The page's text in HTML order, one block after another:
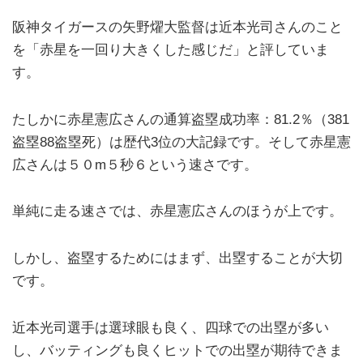
阪神タイガースの矢野燿大監督は近本光司さんのこと
を「赤星を一回り大きくした感じだ」と評していま
す。
たしかに赤星憲広さんの通算盗塁成功率：81.2％（381
盗塁88盗塁死）は歴代3位の大記録です。そして赤星憲
広さんは５０m５秒６という速さです。
単純に走る速さでは、赤星憲広さんのほうが上です。
しかし、盗塁するためにはまず、出塁することが大切
です。
近本光司選手は選球眼も良く、四球での出塁が多い
し、バッティングも良くヒットでの出塁が期待できま